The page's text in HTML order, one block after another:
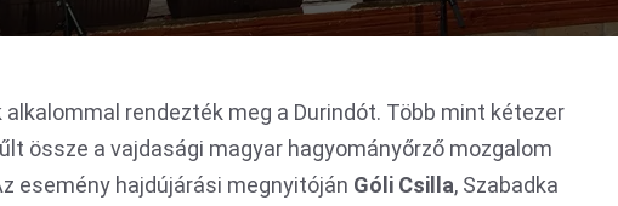
rendezték meg a Durindót. Több mint kétezer
össze a vajdasági magyar hagyományőrző mozgalom
esemény hajdújárási megnyitóján Góli Csilla, Szabadka